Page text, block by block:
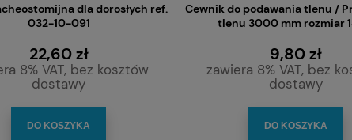
kontrolowanego odsysania
oddechowych 8CH/600
Filtr HME NEO papierowy/
ciepła i wilgoci dla noworodków do
dla dorosłych ref.
032-10-091
22,60 zł
8% VAT, bez kosztów
dostawy
DO KOSZYKA
Cewnik do podawania tlenu /
tlenu 3000 mm rozmiar
9,80 zł
zawiera 8% VAT, bez
dostawy
DO KOSZYKA